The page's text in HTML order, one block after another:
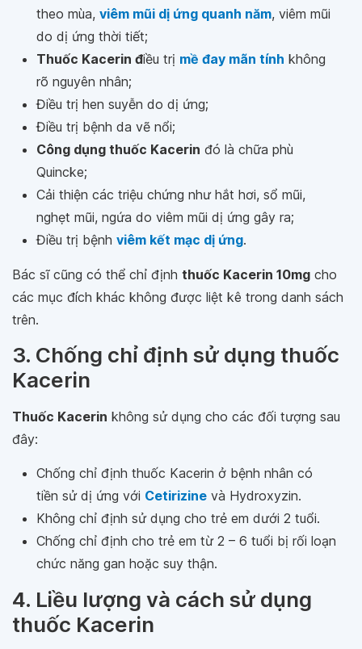
theo mùa, viêm mũi dị ứng quanh năm, viêm mũi
do dị ứng thời tiết;
Thuốc Kacerin điều trị mề đay mãn tính không
rõ nguyên nhân;
Điều trị hen suyễn do dị ứng;
Điều trị bệnh da vẽ nổi;
Công dụng thuốc Kacerin đó là chữa phù
Quincke;
Cải thiện các triệu chứng như hắt hơi, sổ mũi,
nghẹt mũi, ngứa do viêm mũi dị ứng gây ra;
Điều trị bệnh viêm kết mạc dị ứng.
Bác sĩ cũng có thể chỉ định thuốc Kacerin 10mg cho
các mục đích khác không được liệt kê trong danh sách
trên.
3. Chống chỉ định sử dụng thuốc
Kacerin
Thuốc Kacerin không sử dụng cho các đối tượng sau
đây:
Chống chỉ định thuốc Kacerin ở bệnh nhân có
tiền sử dị ứng với Cetirizine và Hydroxyzin.
Không chỉ định sử dụng cho trẻ em dưới 2 tuổi.
Chống chỉ định cho trẻ em từ 2 – 6 tuổi bị rối loạn
chức năng gan hoặc suy thận.
4. Liều lượng và cách sử dụng
thuốc Kacerin